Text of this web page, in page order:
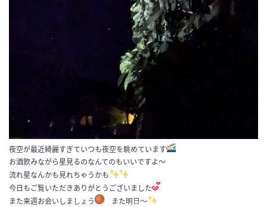
夜空が最近綺麗すぎていつも夜空を眺めています
お酒飲みながら星見るのなんてのもいいですよ〜
流れ星なんかも見れちゃうかも
今日もご覧いただきありがとうございました
また来週お会いしましょう
また明日〜